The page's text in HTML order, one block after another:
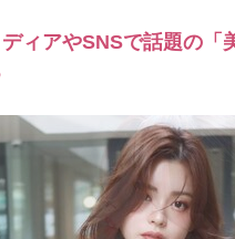
ィアやSNSで話題の